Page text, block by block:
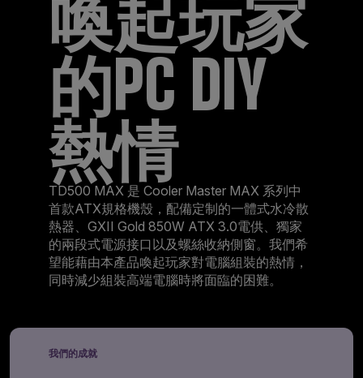
喚起玩家
的PC DIY
熱情
TD500 MAX 是 Cooler Master MAX 系列中
首款ATX規格機殼，配備定制的一體式水冷散
熱器、GXII Gold 850W ATX 3.0電供、獨家
的兩段式電源接口以及螺絲收納側窗。我們希
望能藉由本產品喚起玩家對電腦組裝的熱情，
同時減少組裝高端電腦時將面臨的困難。
我們的成就